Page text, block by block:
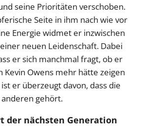
seine Prioritäten verschoben.
Seite in ihm nach wie vor
Energie widmet er inzwischen
neuen Leidenschaft. Dabei
er sich manchmal fragt, ob er
Kevin Owens mehr hätte zeigen
er überzeugt davon, dass die
gehört.
der nächsten Generation